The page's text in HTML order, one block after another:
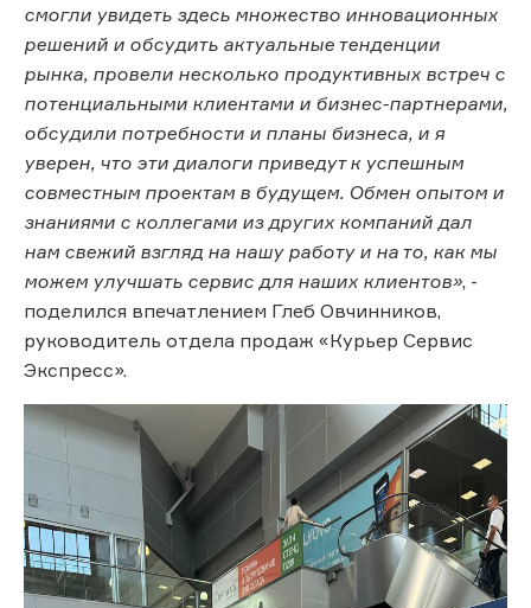
смогли увидеть здесь множество инновационных
решений и обсудить актуальные тенденции
рынка, провели несколько продуктивных встреч с
потенциальными клиентами и бизнес-партнерами,
обсудили потребности и планы бизнеса, и я
уверен, что эти диалоги приведут к успешным
совместным проектам в будущем. Обмен опытом и
знаниями с коллегами из других компаний дал
нам свежий взгляд на нашу работу и на то, как мы
можем улучшать сервис для наших клиентов», -
поделился впечатлением Глеб Овчинников,
руководитель отдела продаж «Курьер Сервис
Экспресс».